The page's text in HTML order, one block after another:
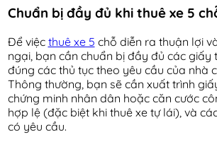
Chuẩn bị đầy đủ khi thuê xe 5
Để việc thuê xe 5 chỗ diễn ra thuận lợi
ngại, bạn cần chuẩn bị đầy đủ các giấy
đúng các thủ tục theo yêu cầu của nhà
Thông thường, bạn sẽ cần xuất trình
chứng minh nhân dân hoặc căn cước
hợp lệ (đặc biệt khi thuê xe tự lái), và
có yêu cầu.